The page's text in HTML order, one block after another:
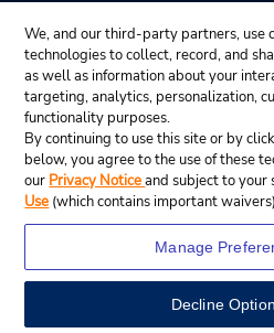
We, and our third-party partners, use
technologies to collect, record, and
as well as information about your
targeting, analytics, personalization,
functionality purposes.
By continuing to use this site or by
below, you agree to the use of these
our Privacy Noticeand subject to
Use (which contains important
Manage
Decline